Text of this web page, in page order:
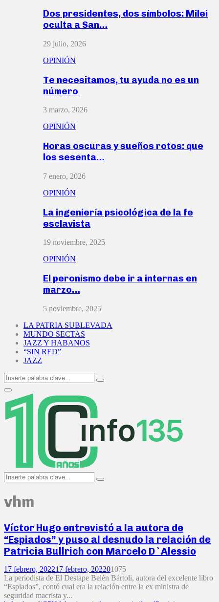
Dos presidentes, dos símbolos: Milei
oculta a San…
29 julio, 2026
OPINIÓN
Te necesitamos, tu ayuda no es un
número
3 marzo, 2026
OPINIÓN
Horas oscuras y sueños rotos: que
los sesenta…
7 enero, 2026
OPINIÓN
La ingeniería psicológica de la fe
esclavista
19 noviembre, 2025
OPINIÓN
El peronismo debe ir a internas en
marzo…
5 noviembre, 2025
LA PATRIA SUBLEVADA
MUNDO SECTAS
JAZZ Y HABANOS
“SIN RED”
JAZZ
Search
for:
Search
Primary
Menu
Search
for:
Search
vhm
Víctor Hugo entrevistó a la autora de
“Espiados” y puso al desnudo la relación de
Patricia Bullrich con Marcelo D`Alessio
17 febrero, 202217 febrero, 202201075
La periodista de El Destape Belén Bártoli, autora del excelente libro
“Espiados”, contó cual era la relación entre la ex ministra de
seguridad macrista y...